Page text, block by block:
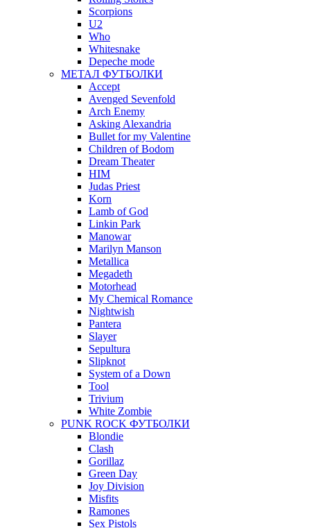
Scorpions
U2
Who
Whitesnake
Depeche mode
МЕТАЛ ФУТБОЛКИ
Accept
Avenged Sevenfold
Arch Enemy
Asking Alexandria
Bullet for my Valentine
Children of Bodom
Dream Theater
HIM
Judas Priest
Korn
Lamb of God
Linkin Park
Manowar
Marilyn Manson
Metallica
Megadeth
Motorhead
My Chemical Romance
Nightwish
Pantera
Slayer
Sepultura
Slipknot
System of a Down
Tool
Trivium
White Zombie
PUNK ROCK ФУТБОЛКИ
Blondie
Clash
Gorillaz
Green Day
Joy Division
Misfits
Ramones
Sex Pistols